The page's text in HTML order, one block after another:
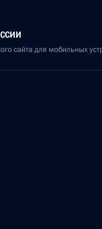
сайта для мобильных